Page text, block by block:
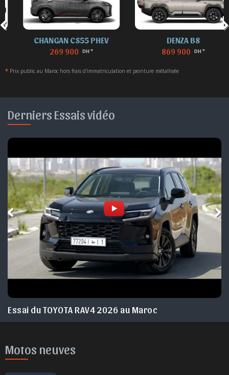
CHANGAN CS55 PHEV
269 900 DH *
DENZA B8
869 900 DH *
* Prix public au Maroc hors frais d'immatriculation et peinture métallisée
Derniers Essais vidéo
Essai du TOYOTA RAV4 2026 au Maroc
Motos neuves